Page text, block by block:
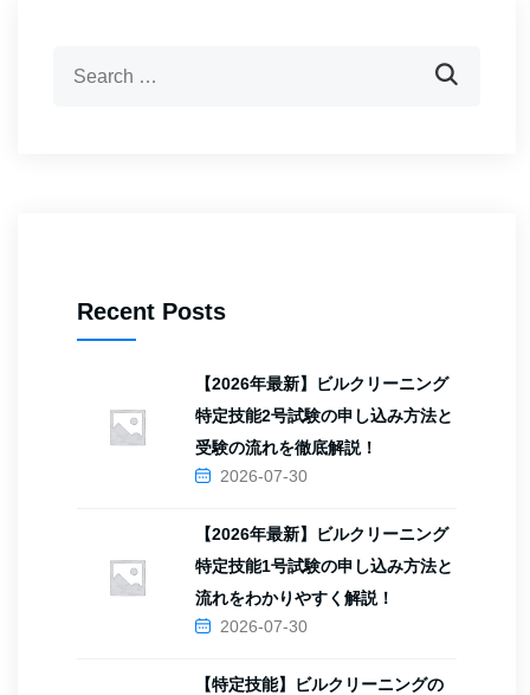
Recent Posts
【2026年最新】ビルクリーニング
特定技能2号試験の申し込み方法と
受験の流れを徹底解説！
2026-07-30
【2026年最新】ビルクリーニング
特定技能1号試験の申し込み方法と
流れをわかりやすく解説！
2026-07-30
【特定技能】ビルクリーニングの